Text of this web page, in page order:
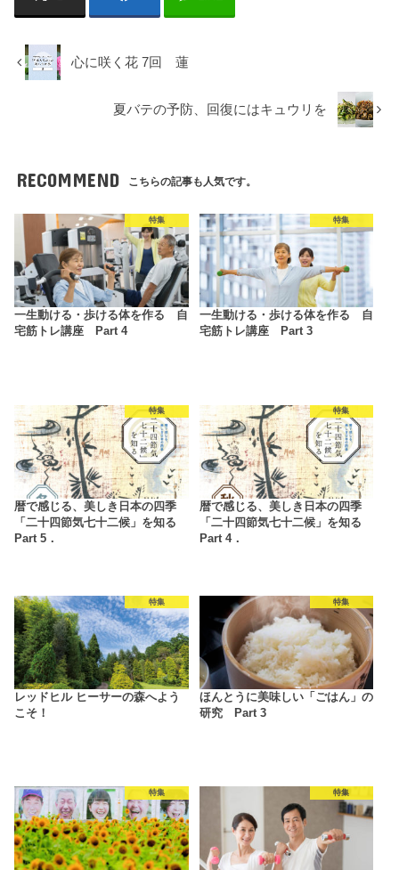
心に咲く花 7回 蓮
夏バテの予防、回復にはキュウリを
RECOMMEND こちらの記事も人気です。
特集
一生動ける・歩ける体を作る 自
宅筋トレ講座 Part 4
特集
一生動ける・歩ける体を作る 自
宅筋トレ講座 Part 3
特集
暦で感じる、美しき日本の四季
「二十四節気七十二候」を知る
Part 5．
特集
暦で感じる、美しき日本の四季
「二十四節気七十二候」を知る
Part 4．
特集
レッドヒル ヒーサーの森へよう
こそ！
特集
ほんとうに美味しい「ごはん」の
研究 Part 3
特集 特集